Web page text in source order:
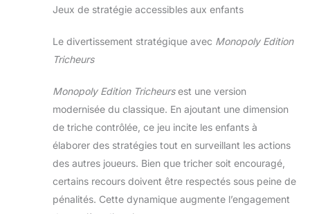
Jeux de stratégie accessibles aux enfants
Le divertissement stratégique avec Monopoly Edition
Tricheurs
Monopoly Edition Tricheursest une version
modernisée du classique. En ajoutant une dimension
de triche contrôlée, ce jeu incite les enfants à
élaborer des stratégies tout en surveillant les actions
des autres joueurs. Bien que tricher soit encouragé,
certains recours doivent être respectés sous peine de
pénalités. Cette dynamique augmente l’engagement